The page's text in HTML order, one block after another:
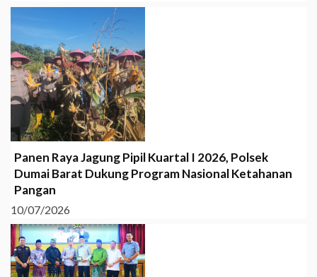
Panen Raya Jagung Pipil Kuartal I 2026, Polsek
Dumai Barat Dukung Program Nasional Ketahanan
Pangan
10/07/2026